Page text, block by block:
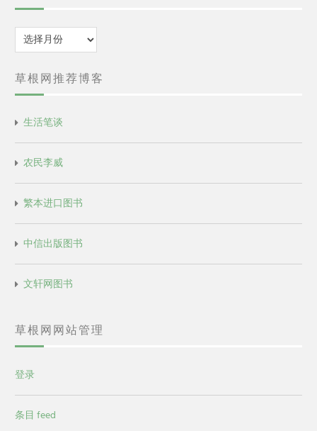
归
档
草根网推荐博客
生活笔谈
农民李威
繁本进口图书
中信出版图书
文轩网图书
草根网网站管理
登录
条目 feed